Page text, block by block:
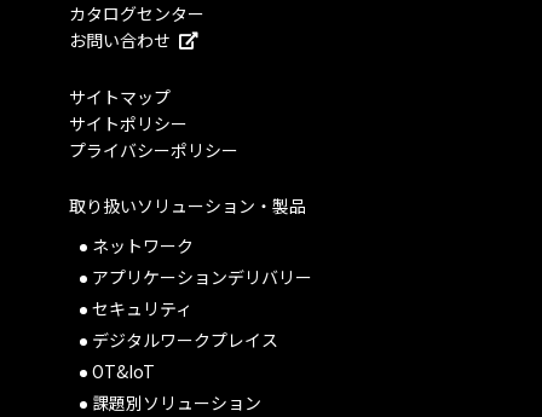
カタログセンター
お問い合わせ
サイトマップ
サイトポリシー
プライバシーポリシー
取り扱いソリューション・製品
ネットワーク
アプリケーションデリバリー
セキュリティ
デジタルワークプレイス
OT&IoT
課題別ソリューション